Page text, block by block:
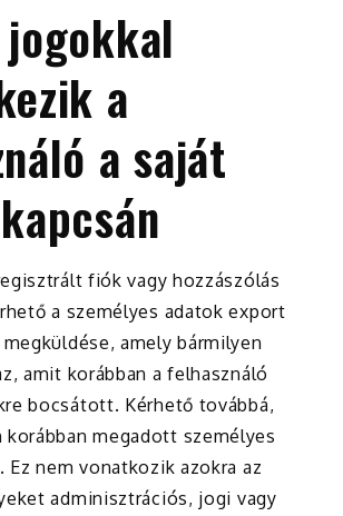
a
a saját
fiók vagy hozzászólás
a személyes adatok export
amely bármilyen
amit korábban a felhasználó
bocsátott. Kérhető továbbá,
korábban megadott személyes
nem vonatkozik azokra az
adminisztrációs, jogi vagy